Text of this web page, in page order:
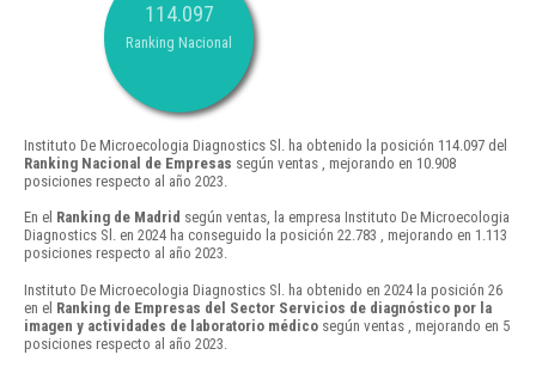
114.097
Ranking Nacional
Instituto De Microecologia Diagnostics Sl. ha obtenido la posición 114.097 del
Ranking Nacional de Empresas según ventas , mejorando en 10.908
posiciones respecto al año 2023.
En el Ranking de Madrid según ventas, la empresa Instituto De Microecologia
Diagnostics Sl. en 2024 ha conseguido la posición 22.783 , mejorando en 1.113
posiciones respecto al año 2023.
Instituto De Microecologia Diagnostics Sl. ha obtenido en 2024 la posición 26
en el Ranking de Empresas del Sector Servicios de diagnóstico por la
imagen y actividades de laboratorio médico según ventas , mejorando en 5
posiciones respecto al año 2023.